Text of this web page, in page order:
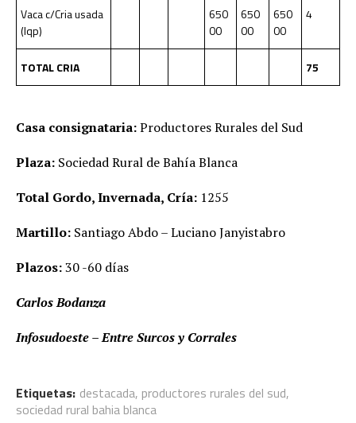
Vaca c/Cria usada
(lqp)
650
00
650
00
650
00
4
TOTAL CRIA 75
Casa consignataria:Productores Rurales del Sud
Plaza: Sociedad Rural de Bahía Blanca
Total Gordo, Invernada, Cría: 1255
Martillo: Santiago Abdo – Luciano Janyistabro
Plazos:30 -60 días
Carlos Bodanza
Infosudoeste – Entre Surcos y Corrales
Etiquetas: destacada, productores rurales del sud,
sociedad rural bahia blanca